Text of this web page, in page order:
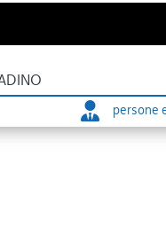
persone